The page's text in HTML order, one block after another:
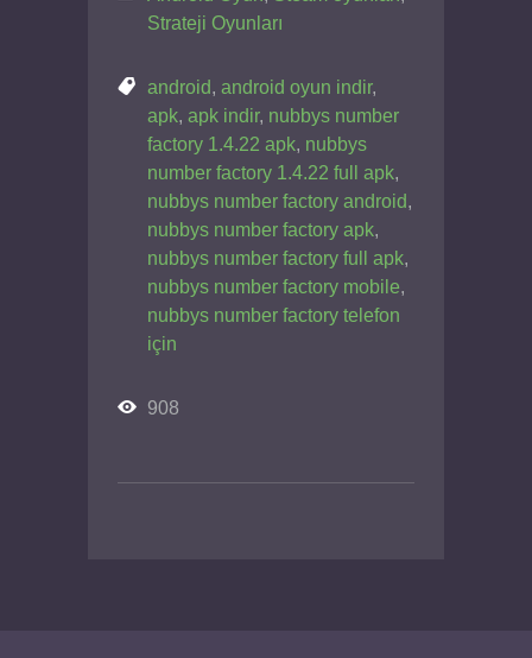
Strateji Oyunları
android, android oyun indir,
apk, apk indir, nubbys number
factory 1.4.22 apk, nubbys
number factory 1.4.22 full apk,
nubbys number factory android,
nubbys number factory apk,
nubbys number factory full apk,
nubbys number factory mobile,
nubbys number factory telefon
için
908